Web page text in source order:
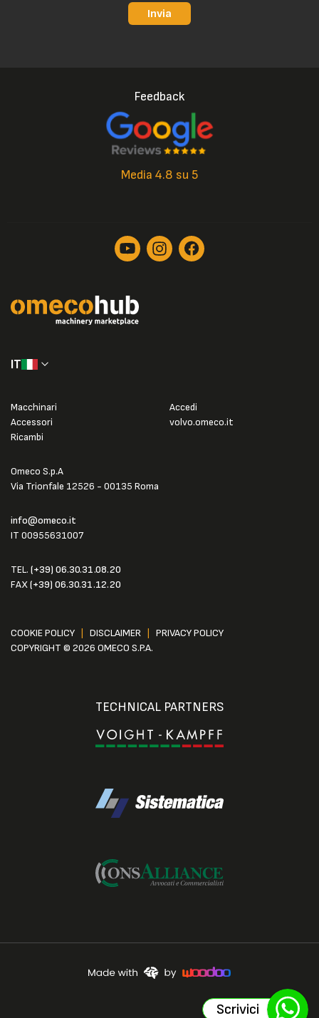
Invia
Feedback
Media 4.8 su 5
IT
Omeco S.p.A
Via Trionfale 12526 - 00135 Roma
info@omeco.it
IT 00955631007
TEL. (+39) 06.30.31.08.20
FAX(+39) 06.30.31.12.20
Macchinari
Accessori
Ricambi
Accedi
volvo.omeco.it
COOKIE POLICY DISCLAIMER
PRIVACY POLICY
COPYRIGHT © 2026 OMECO S.P.A.
TECHNICAL PARTNERS
Scrivici